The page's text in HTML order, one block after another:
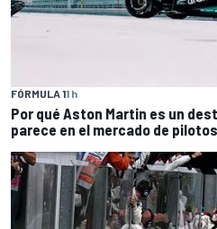
FÓRMULA 11 h
Por qué Aston Martin es un
parece en el mercado de pilotos